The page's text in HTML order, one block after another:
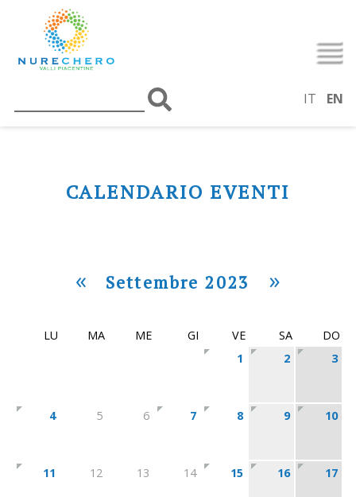
IT EN
CALENDARIO EVENTI
« Settembre 2023 »
LU MA ME GI VE SA
DO
1
2 3
4 5 6 7 8 9 10
11 12 13 14 15 16 17